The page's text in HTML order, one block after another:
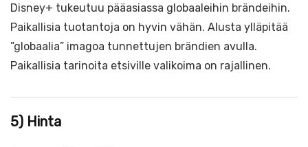
Disney+ tukeutuu pääasiassa globaaleihin brändeihin.
Paikallisia tuotantoja on hyvin vähän. Alusta ylläpitää
”globaalia” imagoa tunnettujen brändien avulla.
Paikallisia tarinoita etsiville valikoima on rajallinen.
5) Hinta